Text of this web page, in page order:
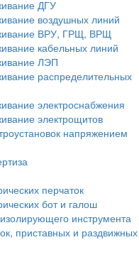
ДГУ
воздушных линий
ВРУ, ГРЩ, ВРЩ
кабельных линий
ЛЭП
распределительных
электроснабжения
электрощитов
напряжением
перчаток
бот и галош
инструмента
приставных и раздвижных